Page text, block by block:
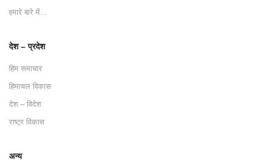
हमारे बारे में…
देश – प्रदेश
हिम समाचार
हिमाचल विकास
देश – विदेश
राष्ट्र विकास
अन्य